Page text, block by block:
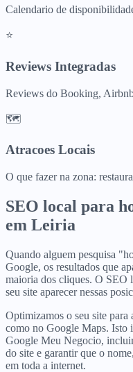
Calendario de
⭐
Reviews Integradas
Reviews do Booking,
🗺️
Atracoes Locais
O que fazer na zona:
SEO local para
em Leiria
Quando alguem pesquisa
Google, os resultados que
maioria dos cliques. O SEO
seu site aparecer nessas
Optimizamos o seu site para
como no Google Maps. Isto
Google Meu Negocio,
do site e garantir que o
em toda a internet.